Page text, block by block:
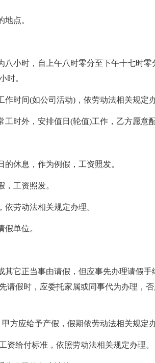
点。
八小时，自上午八时零分至下午十七时
时。
作时间(如公司活动)，依劳动法相关规定
工时外，安排值日(轮值)工作，乙方愿意
的休息，作为例假，工资照发。
，工资照发。
劳动法相关规定办理。
单位。
其它正当事由请假，但应事先办理请假
请假时，应委托家属或同事代为办理，
方应给予产假，假期依劳动法相关规定办
资给付标准，依照劳动法相关规定办理。